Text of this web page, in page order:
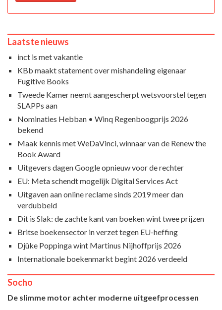
Laatste nieuws
inct is met vakantie
KBb maakt statement over mishandeling eigenaar
Fugitive Books
Tweede Kamer neemt aangescherpt wetsvoorstel tegen
SLAPPs aan
Nominaties Hebban • Winq Regenboogprijs 2026
bekend
Maak kennis met WeDaVinci, winnaar van de Renew the
Book Award
Uitgevers dagen Google opnieuw voor de rechter
EU: Meta schendt mogelijk Digital Services Act
Uitgaven aan online reclame sinds 2019 meer dan
verdubbeld
Dit is Slak: de zachte kant van boeken wint twee prijzen
Britse boekensector in verzet tegen EU-heffing
Djûke Poppinga wint Martinus Nijhoffprijs 2026
Internationale boekenmarkt begint 2026 verdeeld
Socho
De slimme motor achter moderne uitgeefprocessen